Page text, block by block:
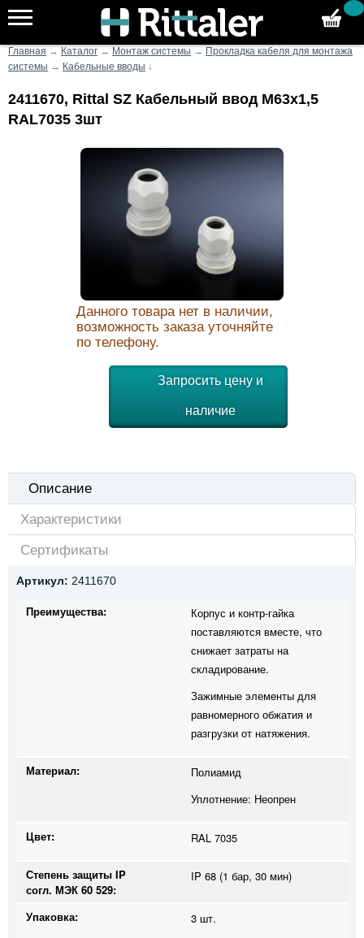
Главная → Каталог → Монтаж системы →
Прокладка кабеля для монтажа
системы → Кабельные вводы ↓
2411670, Rittal SZ Кабельный ввод M63x1,5
RAL7035 3шт
Данного товара нет в наличии,
возможность заказа уточняйте
по телефону.
Запросить цену и
наличие
Описание
Характеристики
Сертификаты
Артикул: 2411670
Преимущества:
Корпус и контр-гайка
поставляются вместе, что
снижает затраты на
складирование.
Зажимные элементы для
равномерного обжатия и
разгрузки от натяжения.
Материал:
Полиамид
Уплотнение: Неопрен
Цвет: RAL 7035
Степень защиты IP
согл. МЭК 60 529:
IP 68 (1 бар, 30 мин)
Упаковка: 3 шт.